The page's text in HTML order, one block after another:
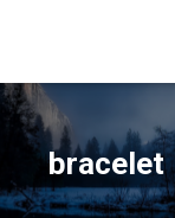
bracelet